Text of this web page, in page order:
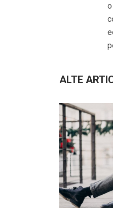
ALTE